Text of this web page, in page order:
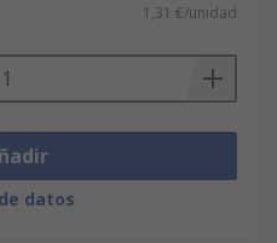
1,31 €/unidad
datos